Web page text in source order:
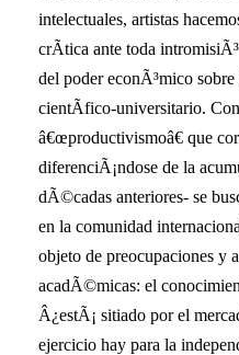
intelectuales, artistas
crÃ­tica ante toda
del poder econÃ³mico
cientÃ­fico-universitario.
â€œproductivismoâ€ que
diferenciÃ¡ndose de la
dÃ©cadas anteriores- se
en la comunidad
objeto de preocupaciones y
acadÃ©micas: el
Â¿estÃ¡ sitiado por el
ejercicio hay para la